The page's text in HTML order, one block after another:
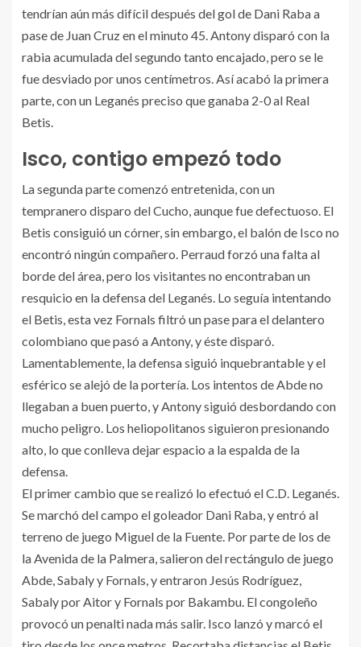
tendrían aún más difícil después del gol de Dani Raba a
pase de Juan Cruz en el minuto 45. Antony disparó con la
rabia acumulada del segundo tanto encajado, pero se le
fue desviado por unos centímetros. Así acabó la primera
parte, con un Leganés preciso que ganaba 2-0 al Real
Betis.
Isco, contigo empezó todo
La segunda parte comenzó entretenida, con un
tempranero disparo del Cucho, aunque fue defectuoso. El
Betis consiguió un córner, sin embargo, el balón de Isco no
encontró ningún compañero. Perraud forzó una falta al
borde del área, pero los visitantes no encontraban un
resquicio en la defensa del Leganés. Lo seguía intentando
el Betis, esta vez Fornals filtró un pase para el delantero
colombiano que pasó a Antony, y éste disparó.
Lamentablemente, la defensa siguió inquebrantable y el
esférico se alejó de la portería. Los intentos de Abde no
llegaban a buen puerto, y Antony siguió desbordando con
mucho peligro. Los heliopolitanos siguieron presionando
alto, lo que conlleva dejar espacio a la espalda de la
defensa.
El primer cambio que se realizó lo efectuó el C.D. Leganés.
Se marchó del campo el goleador Dani Raba, y entró al
terreno de juego Miguel de la Fuente. Por parte de los de
la Avenida de la Palmera, salieron del rectángulo de juego
Abde, Sabaly y Fornals, y entraron Jesús Rodríguez,
Sabaly por Aitor y Fornals por Bakambu. El congoleño
provocó un penalti nada más salir. Isco lanzó y marcó el